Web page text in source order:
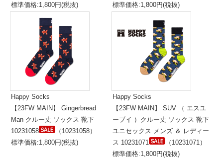
標準価格:1,800円(税抜)
標準価格:1,800円(税抜)
Happy Socks
【23FW MAIN】 Gingerbread
Man クルー丈 ソックス 靴下
10231058
（10231058）
標準価格:1,800円(税抜)
Happy Socks
【23FW MAIN】 SUV （ エスユ
ーブイ ）クルー丈 ソックス 靴下
ユニセックス メンズ ＆ レディー
ス 10231071
（10231071）
標準価格:1,800円(税抜)